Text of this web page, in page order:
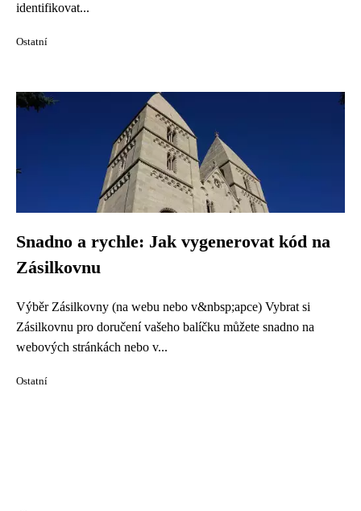
identifikovat...
Ostatní
Snadno a rychle: Jak vygenerovat kód na
Zásilkovnu
Výběr Zásilkovny (na webu nebo v&nbsp;apce) Vybrat si
Zásilkovnu pro doručení vašeho balíčku můžete snadno na
webových stránkách nebo v...
Ostatní